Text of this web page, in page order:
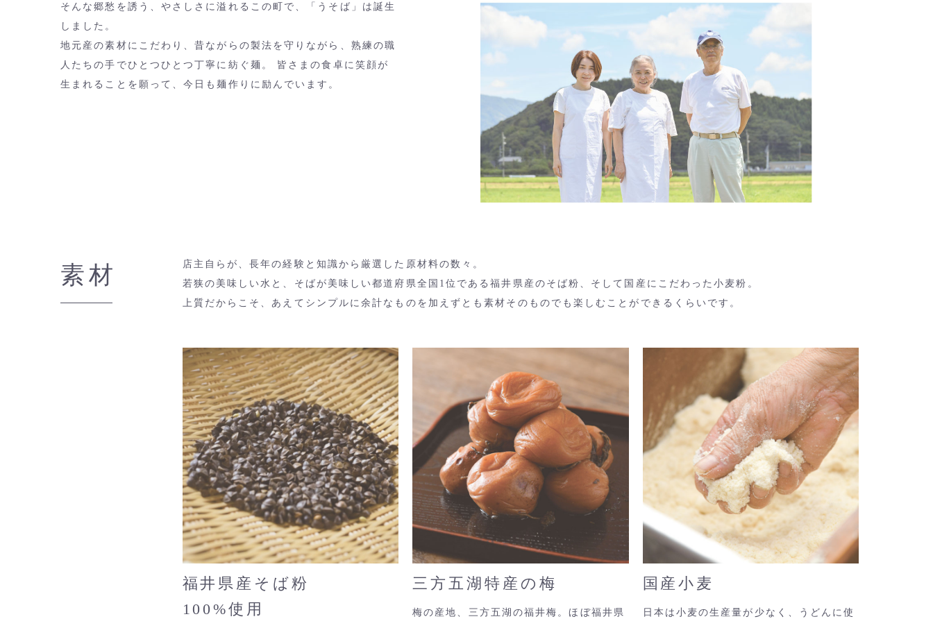
そんな郷愁を誘う、やさしさに溢れるこの町で、「うそば」は誕生
しました。
地元産の素材にこだわり、昔ながらの製法を守りながら、熟練の職
人たちの手でひとつひとつ丁寧に紡ぐ麺。 皆さまの食卓に笑顔が
生まれることを願って、今日も麺作りに励んでいます。
素材
店主自らが、長年の経験と知識から厳選した原材料の数々。
若狭の美味しい水と、そばが美味しい都道府県全国1位である福井県産のそば粉、そして国産にこだわった小麦粉。
上質だからこそ、あえてシンプルに余計なものを加えずとも素材そのものでも楽しむことができるくらいです。
福井県産そば粉
100%使用
三方五湖特産の梅
梅の産地、三方五湖の福井梅。ほぼ福井県
国産小麦
日本は小麦の生産量が少なく、うどんに使